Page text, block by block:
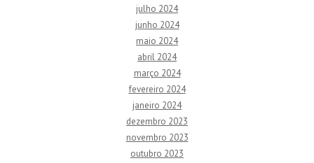
julho 2024
junho 2024
maio 2024
abril 2024
março 2024
fevereiro 2024
janeiro 2024
dezembro 2023
novembro 2023
outubro 2023